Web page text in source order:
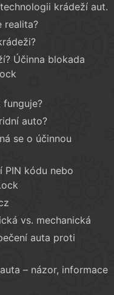
krádeží aut.
realita?
Účinna blokada
auto?
se o účinnou
PIN kódu nebo
vs. mechanická
auta proti
– názor, informace